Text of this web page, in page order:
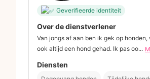
Geverifieerde identiteit
Over de dienstverlener
Van jongs af aan ben ik gek op
ook altijd een hond gehad. Ik pas oo...
Diensten